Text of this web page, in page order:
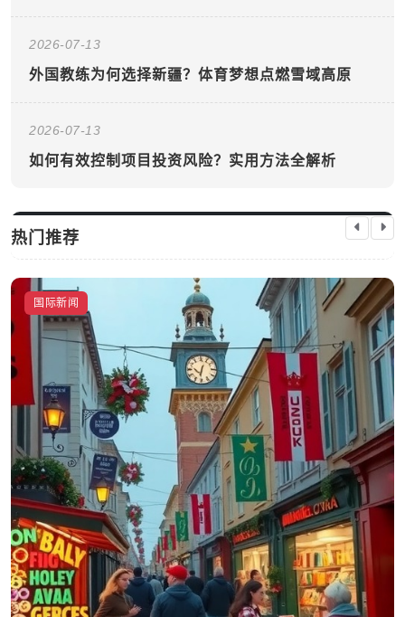
2026-07-13
外国教练为何选择新疆？体育梦想点燃雪域高原
2026-07-13
如何有效控制项目投资风险？实用方法全解析
热门推荐
国际新闻